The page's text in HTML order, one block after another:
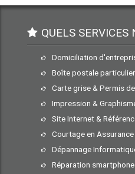
QUELS SERVICES
Domiciliation
Boîte postale particulier
Carte grise & Permis
Impression &
Site Internet &
Courtage en Assurance
Dépannage
Réparation